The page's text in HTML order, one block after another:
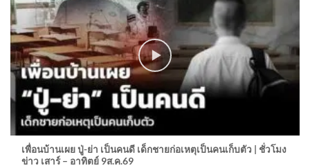
เพื่อนบ้านเผย ปู่-ย่า เป็นคนดี เด็กชายก่อเหตุเป็นคนเก็บตัว | ชั่วโมง
ข่าว เสาร์ – อาทิตย์ 9ส.ค.69